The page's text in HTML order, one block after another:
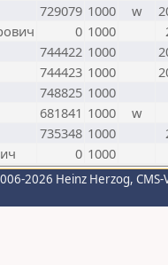
729079 1000 w
0 1000
744422 1000
744423 1000
748825 1000
681841 1000
w
735348 1000
0 1000
2026 Heinz Herzog,